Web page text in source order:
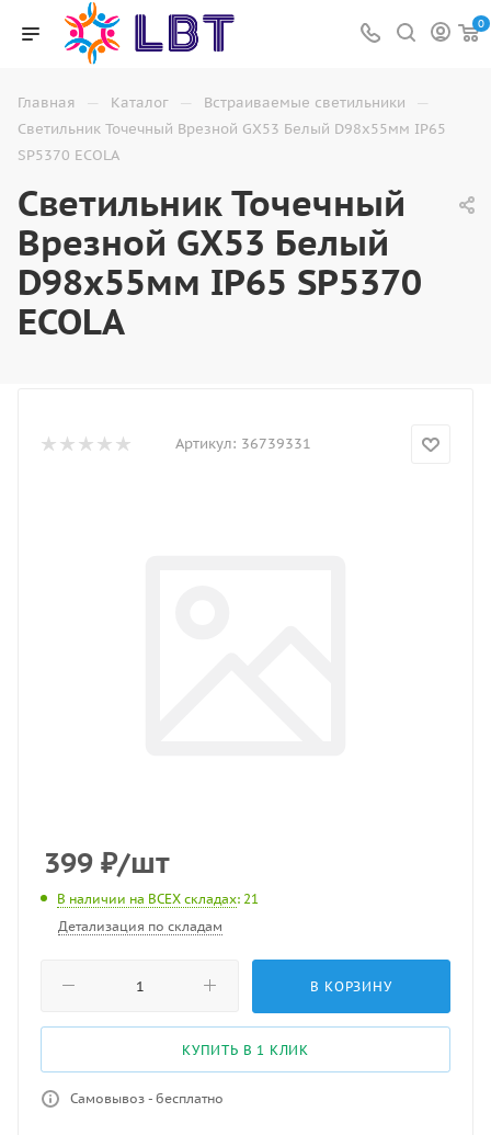
0
Главная — Каталог — Встраиваемые светильники —
Светильник Точечный Врезной GX53 Белый D98х55мм IP65
SP5370 ECOLA
Светильник Точечный
Врезной GX53 Белый
D98х55мм IP65 SP5370
ECOLA
Артикул: 36739331
399 ₽/шт
В наличии на ВСЕХ складах: 21
Детализация по складам
В КОРЗИНУ
КУПИТЬ В 1 КЛИК
Самовывоз - бесплатно